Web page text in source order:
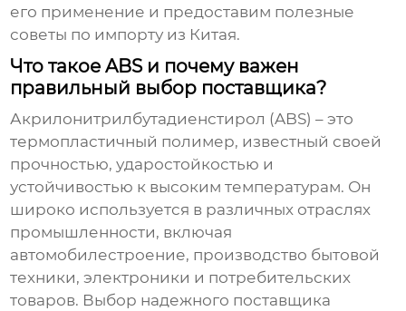
его применение и предоставим полезные
советы по импорту из Китая.
Что такое ABS и почему важен
правильный выбор поставщика?
Акрилонитрилбутадиенстирол (ABS) – это
термопластичный полимер, известный своей
прочностью, ударостойкостью и
устойчивостью к высоким температурам. Он
широко используется в различных отраслях
промышленности, включая
автомобилестроение, производство бытовой
техники, электроники и потребительских
товаров. Выбор надежного поставщика